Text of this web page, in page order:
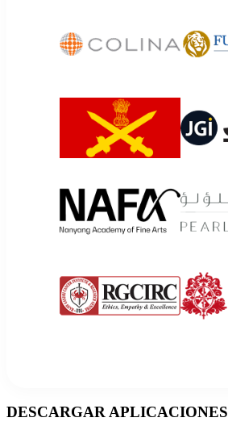
DESCARGAR APLICACIONES